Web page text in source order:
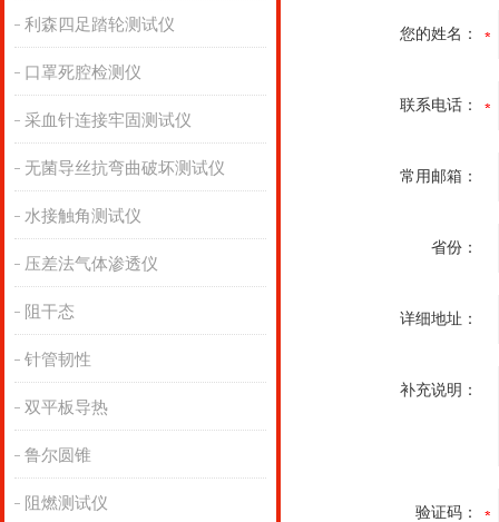
利森四足踏轮测试仪
口罩死腔检测仪
采血针连接牢固测试仪
无菌导丝抗弯曲破坏测试仪
水接触角测试仪
压差法气体渗透仪
阻干态
针管韧性
双平板导热
鲁尔圆锥
阻燃测试仪
您的姓名：
联系电话：
常用邮箱：
省份：
详细地址：
补充说明：
验证码：